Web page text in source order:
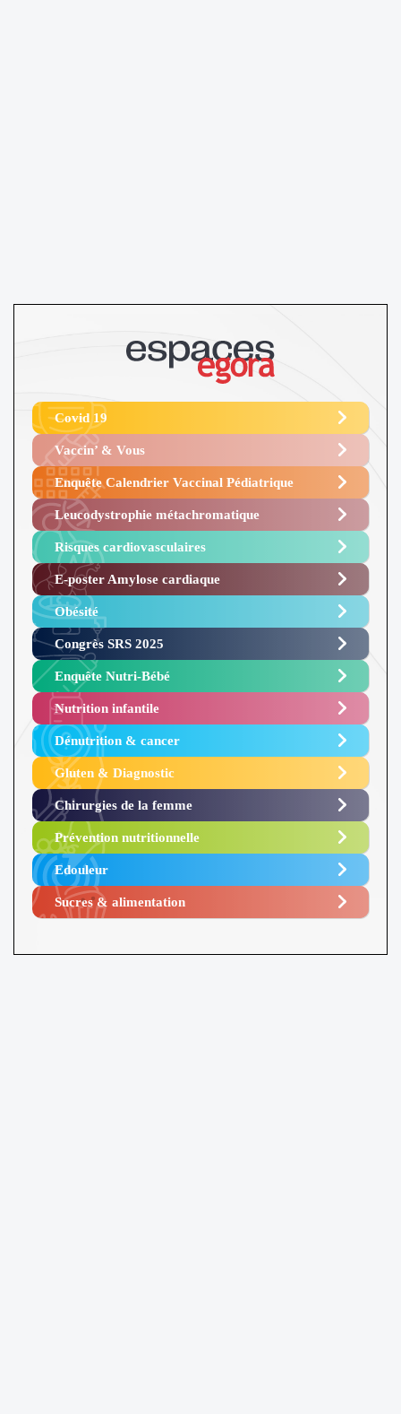
Covid 19
Vaccin’ & Vous
Enquête Calendrier Vaccinal Pédiatrique
Leucodystrophie métachromatique
Risques cardiovasculaires
E-poster Amylose cardiaque ​
Obésité ​
Congrès SRS 2025 ​
Enquête Nutri-Bébé ​
Nutrition infantile
Dénutrition & cancer
Gluten & Diagnostic
Chirurgies de la femme
Prévention nutritionnelle
Edouleur​
Sucres & alimentation​